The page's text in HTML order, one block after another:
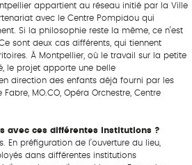
appartient au réseau initié par la Ville
avec le Centre Pompidou qui
Si la philosophie reste la même, ce n’est
sont deux cas différents, qui tiennent
À Montpellier, où le travail sur la petite
le projet apporte une belle
direction des enfants déjà fourni par les
MO.CO, Opéra Orchestre, Centre
avec ces différentes institutions ?
En préfiguration de l’ouverture du lieu,
dans différentes institutions